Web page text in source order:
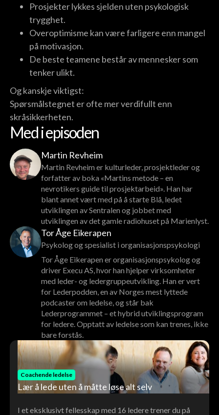
Prosjekter lykkes sjelden uten psykologisk
trygghet.
Overoptimisme kan være farligere enn mangel
på motivasjon.
De beste teamene består av mennesker som
tenker ulikt.
Og kanskje viktigst:
Spørsmålstegnet er ofte mer verdifullt enn
skråsikkerheten.
Med i episoden
Martin Revheim
Martin Revheim er kulturleder, prosjektleder og
forfatter av boka «Martins metode – en
nevrotikers guide til prosjektarbeid». Han har
blant annet vært med på å starte Blå, ledet
utviklingen av Sentralen og jobbet med
utviklingen av det gamle radiohuset på Marienlyst.
Tor Åge Eikerapen
Psykolog og spesialist i organisasjonspsykologi
Tor Åge Eikerapen er organisasjonspsykolog og
driver Execu AS, hvor han hjelper virksomheter
med leder- og ledergruppeutvikling. Han er vert
for Lederpodden, en av Norges mest lyttede
podcaster om ledelse, og står bak
Lederprogrammet – et hybrid utviklingsprogram
for ledere. Opptatt av ledelse som kan trenes, ikke
bare forstås.
Coachende ledelse
Lær å lede uten å måtte løse alt selv
I et eksklusivt fellesskap med 16 ledere trener du på